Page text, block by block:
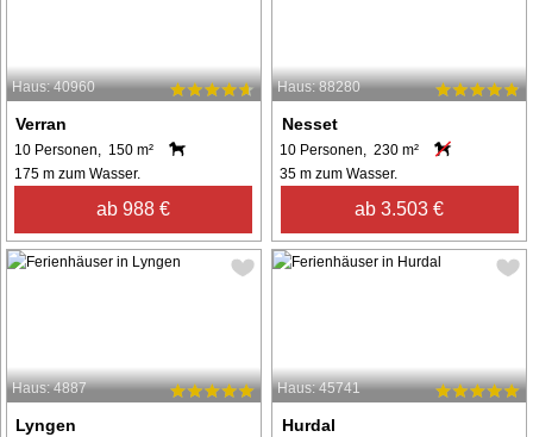
Haus: 40960
Verran
10 Personen, 150 m²
175 m zum Wasser.
ab 988 €
Haus: 88280
Nesset
10 Personen, 230 m²
35 m zum Wasser.
ab 3.503 €
Haus: 4887
Lyngen
Haus: 45741
Hurdal